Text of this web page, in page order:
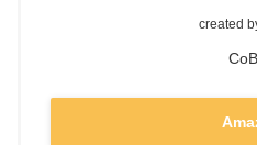
created